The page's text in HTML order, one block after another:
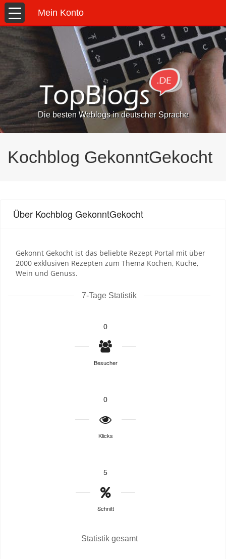
Mein Konto
Die besten Weblogs in deutscher Sprache
Kochblog GekonntGekocht
Über Kochblog GekonntGekocht
Gekonnt Gekocht ist das beliebte Rezept Portal mit über
2000 exklusiven Rezepten zum Thema Kochen, Küche,
Wein und Genuss.
7-Tage Statistik
0
Besucher
0
Klicks
5
Schnitt
Statistik gesamt